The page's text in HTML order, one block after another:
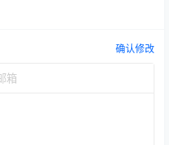
确认修改